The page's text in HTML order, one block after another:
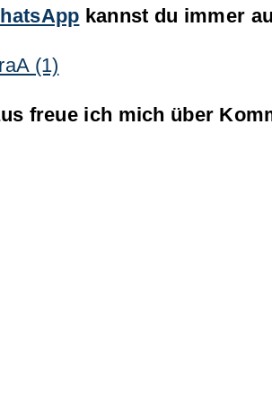
kannst du immer
freue ich mich über